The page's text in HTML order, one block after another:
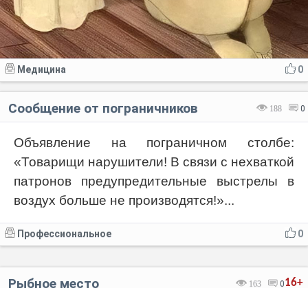
0
Медицина
188 0
Сообщение от пограничников
Объявление на пограничном столбе:
«Товарищи нарушители! В связи с нехваткой
патронов предупредительные выстрелы в
воздух больше не производятся!»...
0
Профессиональное
16+
163 0
Рыбное место